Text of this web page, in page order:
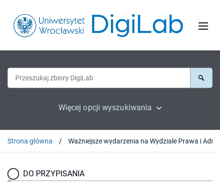
Więcej opcji wyszukiwania
Strona główna
DO PRZYPISANIA